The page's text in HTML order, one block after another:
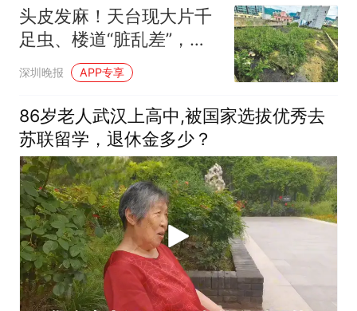
头皮发麻！天台现大片千
足虫、楼道“脏乱差”，梅
林一小区环境遭居民投
诉，街道办：已督促物业
限期整改
深圳晚报 APP专享
86岁老人武汉上高中,被国家选拔优秀去
苏联留学，退休金多少？